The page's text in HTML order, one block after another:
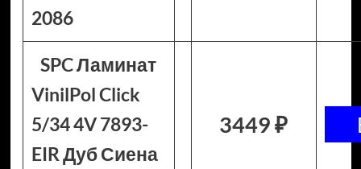
2086
SPC Ламинат
VinilPol Click
5/34 4V 7893-
EIR Дуб Сиена
3449 ₽